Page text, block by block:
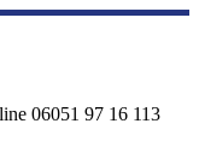
06051 97 16 113